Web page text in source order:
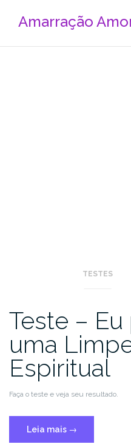
Amarração
TESTES
Teste –
uma
Espiritual
Faça o teste e veja seu resultado.
Leia mais →